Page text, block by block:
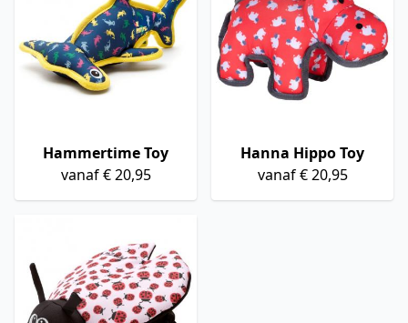
Hammertime Toy
vanaf € 20,95
Hanna Hippo Toy
vanaf € 20,95